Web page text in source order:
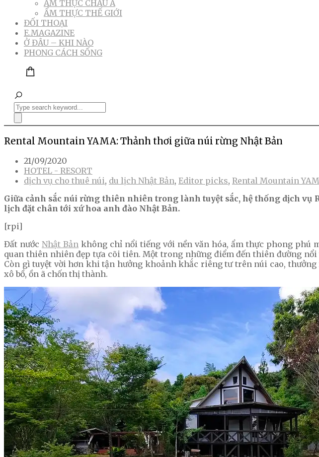
ẨM THỰC CHÂU Á
ẨM THỰC THẾ GIỚI
ĐỐI THOẠI
E.MAGAZINE
Ở ĐÂU – KHI NÀO
PHONG CÁCH SỐNG
Rental Mountain YAMA: Thảnh thơi giữa núi rừng Nhật Bản
21/09/2020
HOTEL - RESORT
dịch vụ cho thuê núi, du lịch Nhật Bản, Editor picks, Rental Mountain
Giữa cảnh sắc núi rừng thiên nhiên trong lành tuyệt sắc, hệ thống dịch
lịch đặt chân tới xứ hoa anh đào Nhật Bản.
[rpi]
Đất nướcNhật Bản không chỉ nổi tiếng với nền văn hóa, ẩm thực phong phú
quan thiên nhiên đẹp tựa cõi tiên. Một trong những điểm đến thiên đường
Còn gì tuyệt vời hơn khi tận hưởng khoảnh khắc riêng tư trên núi cao,
xô bồ, ồn ã chốn thị thành.